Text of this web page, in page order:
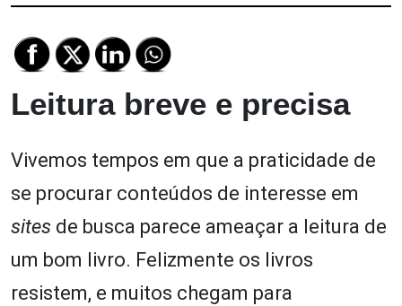
Leitura breve e precisa
Vivemos tempos em que a praticidade de
se procurar conteúdos de interesse em
sites de busca parece ameaçar a leitura de
um bom livro. Felizmente os livros
resistem, e muitos chegam para